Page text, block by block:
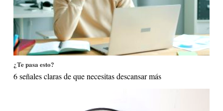
¿Te pasa esto?
6 señales claras de que necesitas descansar más